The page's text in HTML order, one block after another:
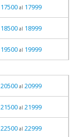
17500al 17999
18500al 18999
19500al 19999
20500al 20999
21500al 21999
22500al 22999